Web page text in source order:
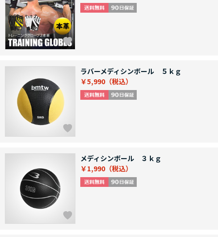
ラバーメディシンボール ５ｋｇ
￥5,990
メディシンボール ３ｋｇ
￥1,990